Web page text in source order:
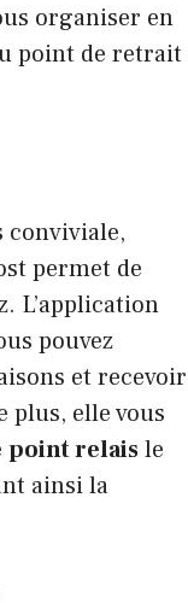
organiser en
point de retrait
conviviale,
permet de
L’application
pouvez
et recevoir
plus, elle vous
point relaisle
ainsi la